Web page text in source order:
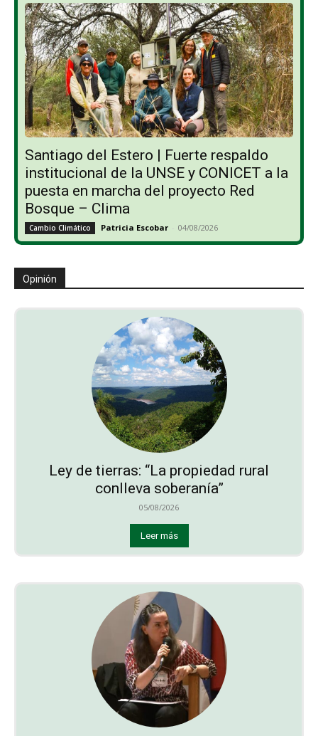
Santiago del Estero | Fuerte respaldo
institucional de la UNSE y CONICET a la
puesta en marcha del proyecto Red
Bosque – Clima
Cambio Climático Patricia Escobar - 04/08/2026
Opinión
Ley de tierras: “La propiedad rural
conlleva soberanía”
05/08/2026
Leer más